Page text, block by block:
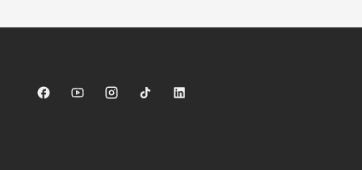
Sparkasse auf Facebook
Sparkasse auf Youtube
Sparkasse auf Instagram
Sparkasse auf TikTok
Sparkasse auf LinkedIn